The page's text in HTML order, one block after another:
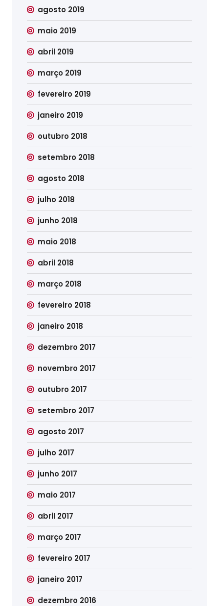
agosto 2019
maio 2019
abril 2019
março 2019
fevereiro 2019
janeiro 2019
outubro 2018
setembro 2018
agosto 2018
julho 2018
junho 2018
maio 2018
abril 2018
março 2018
fevereiro 2018
janeiro 2018
dezembro 2017
novembro 2017
outubro 2017
setembro 2017
agosto 2017
julho 2017
junho 2017
maio 2017
abril 2017
março 2017
fevereiro 2017
janeiro 2017
dezembro 2016